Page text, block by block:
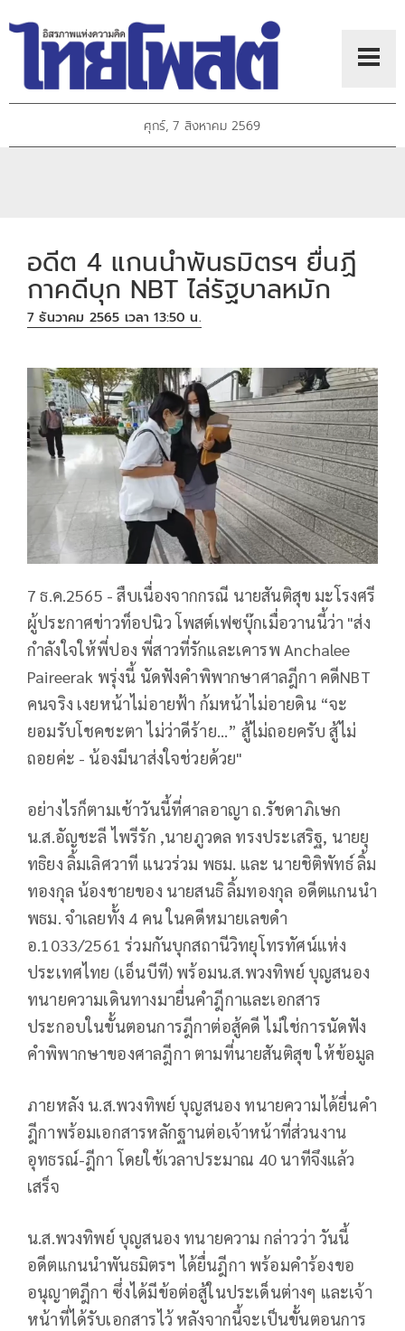
ศุกร์, 7 สิงหาคม 2569
อดีต 4 แกนนำพันธมิตรฯ ยื่นฏี
กาคดีบุก NBT ไล่รัฐบาลหมัก
7 ธันวาคม 2565 เวลา 13:50 น.
7 ธ.ค.2565 - สืบเนื่องจากกรณี นายสันติสุข มะโรงศรี
ผู้ประกาศข่าวท็อปนิว โพสต์เฟซบุ๊กเมื่อวานนี้ว่า "ส่ง
กำลังใจให้พี่ปอง พี่สาวที่รักและเคารพ Anchalee
Paireerak พรุ่งนี้ นัดฟังคำพิพากษาศาลฎีกา คดีNBT
คนจริง เงยหน้าไม่อายฟ้า ก้มหน้าไม่อายดิน “จะ
ยอมรับโชคชะตา ไม่ว่าดีร้าย...” สู้ไม่ถอยครับ สู้ไม่
ถอยค่ะ - น้องมีนาส่งใจช่วยด้วย"
อย่างไรก็ตามเช้าวันนี้ที่ศาลอาญา ถ.รัชดาภิเษก
น.ส.อัญชะลี ไพรีรัก ,นายภูวดล ทรงประเสริฐ, นายยุ
ทธิยง ลิ้มเลิศวาที แนวร่วม พธม. และ นายชิติพัทธ์ ลิ้ม
ทองกุล น้องชายของ นายสนธิ ลิ้มทองกุล อดีตแกนนำ
พธม. จำเลยทั้ง 4 คน ในคดีหมายเลขดำ
อ.1033/2561 ร่วมกันบุกสถานีวิทยุโทรทัศน์แห่ง
ประเทศไทย (เอ็นบีที) พร้อมน.ส.พวงทิพย์ บุญสนอง
ทนายความเดินทางมายื่นคำฎีกาและเอกสาร
ประกอบในขั้นตอนการฎีกาต่อสู้คดี ไม่ใช่การนัดฟัง
คำพิพากษาของศาลฎีกา ตามที่นายสันติสุข ให้ข้อมูล
ภายหลัง น.ส.พวงทิพย์ บุญสนอง ทนายความได้ยื่นคำ
ฎีกาพร้อมเอกสารหลักฐานต่อเจ้าหน้าที่ส่วนงาน
อุทธรณ์-ฎีกา โดยใช้เวลาประมาณ 40 นาทีจึงแล้ว
เสร็จ
น.ส.พวงทิพย์ บุญสนอง ทนายความ กล่าวว่า วันนี้
อดีตแกนนำพันธมิตรฯ ได้ยื่นฎีกา พร้อมคำร้องขอ
อนุญาตฎีกา ซึ่งได้มีข้อต่อสู้ในประเด็นต่างๆ และเจ้า
หน้าที่ได้รับเอกสารไว้ หลังจากนี้จะเป็นขั้นตอนการ